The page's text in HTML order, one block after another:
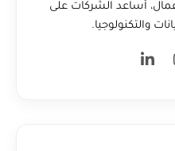
أساعد الشركات على
والتكنولوجيا.